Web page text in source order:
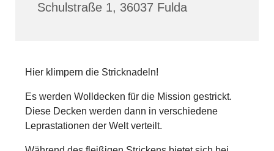
Schulstraße 1, 36037 Fulda
Hier klimpern die Stricknadeln!
Es werden Wolldecken für die Mission gestrickt.
Diese Decken werden dann in verschiedene
Leprastationen der Welt verteilt.